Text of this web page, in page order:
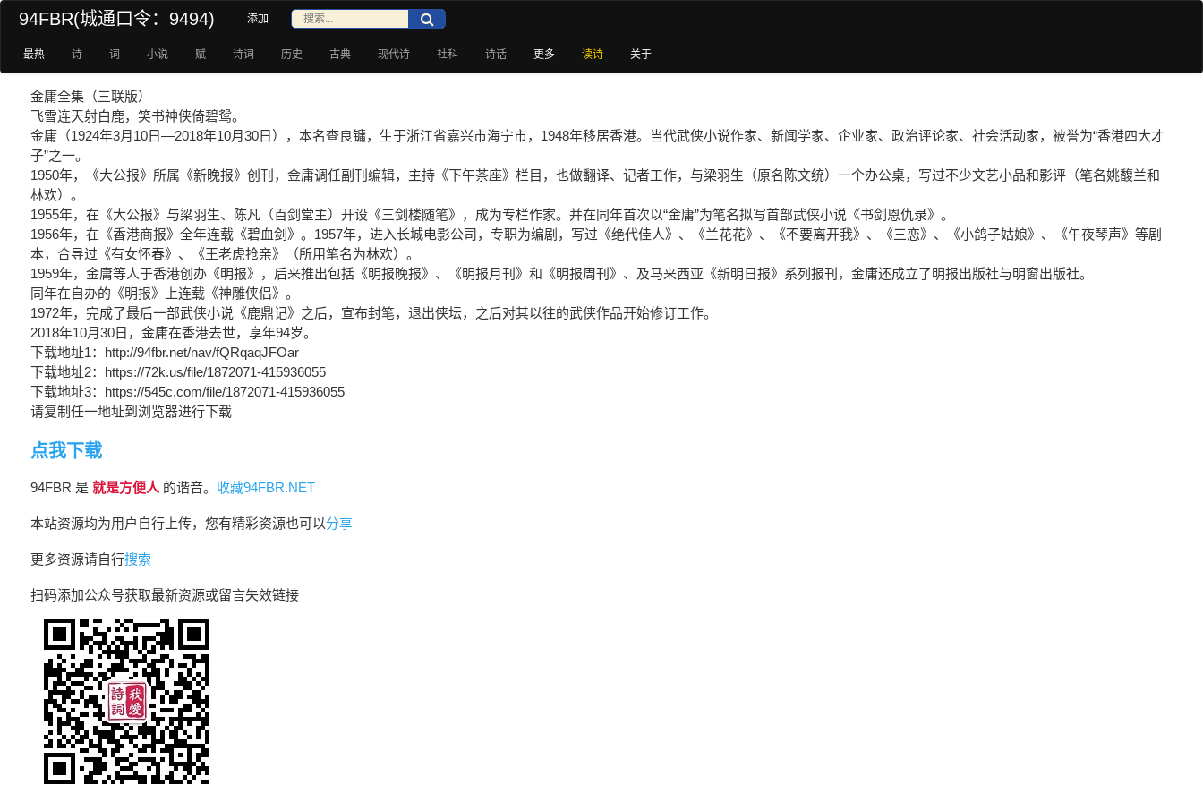
94FBR(城通口令：9494) 添加
最热 诗 词 小说 赋 诗词 历史 古典 现代诗 社科 诗话 更多 读诗 关于
金庸全集（三联版）
飞雪连天射白鹿，笑书神侠倚碧鸳。
金庸（1924年3月10日—2018年10月30日），本名查良镛，生于浙江省嘉兴市海宁市，1948年移居香港。当代武侠小说作家、新闻学家、企业家、政治评论家、社会活动家，被誉为“香港四大才
子”之一。
1950年，《大公报》所属《新晚报》创刊，金庸调任副刊编辑，主持《下午茶座》栏目，也做翻译、记者工作，与梁羽生（原名陈文统）一个办公桌，写过不少文艺小品和影评（笔名姚馥兰和
林欢）。
1955年，在《大公报》与梁羽生、陈凡（百剑堂主）开设《三剑楼随笔》，成为专栏作家。并在同年首次以“金庸”为笔名拟写首部武侠小说《书剑恩仇录》。
1956年，在《香港商报》全年连载《碧血剑》。1957年，进入长城电影公司，专职为编剧，写过《绝代佳人》、《兰花花》、《不要离开我》、《三恋》、《小鸽子姑娘》、《午夜琴声》等剧
本，合导过《有女怀春》、《王老虎抢亲》（所用笔名为林欢）。
1959年，金庸等人于香港创办《明报》，后来推出包括《明报晚报》、《明报月刊》和《明报周刊》、及马来西亚《新明日报》系列报刊，金庸还成立了明报出版社与明窗出版社。
同年在自办的《明报》上连载《神雕侠侣》。
1972年，完成了最后一部武侠小说《鹿鼎记》之后，宣布封笔，退出侠坛，之后对其以往的武侠作品开始修订工作。
2018年10月30日，金庸在香港去世，享年94岁。
下载地址1：http://94fbr.net/nav/fQRqaqJFOar
下载地址2：https://72k.us/file/1872071-415936055
下载地址3：https://545c.com/file/1872071-415936055
请复制任一地址到浏览器进行下载
点我下载
94FBR 是 就是方便人 的谐音。 收藏94FBR.NET
本站资源均为用户自行上传，您有精彩资源也可以分享
更多资源请自行搜索
扫码添加公众号获取最新资源或留言失效链接